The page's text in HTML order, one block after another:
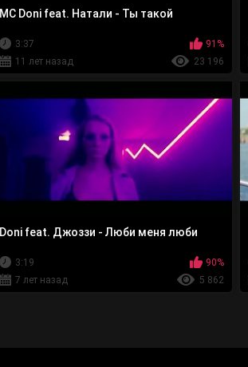
MC Doni feat. Натали - Ты такой
3:37
91%
11 лет назад
23 196
Doni feat. Джоззи - Люби меня люби
3:19
90%
7 лет назад
5 862